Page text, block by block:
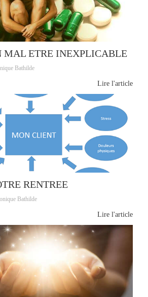
MAL ETRE INEXPLICABLE
Bathilde
Lire l'article
RENTREE
Bathilde
Lire l'article